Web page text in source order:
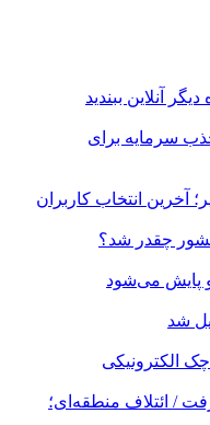
آنلاین ببندید
سرمایه برای
آخرین انتخاب کاربران
چقدر شد؟
پایش می‌شود
شد
الکترونیکی
/ ائتلاف منطقه‌ای؛